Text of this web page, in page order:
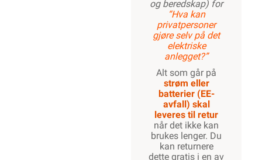
og beredskap) for
“Hva kan
privatpersoner
gjøre selv på det
elektriske
anlegget?”
Alt som går på
strøm eller
batterier (EE-
avfall) skal
leveres til retur
når det ikke kan
brukes lenger. Du
kan returnere
dette gratis i en av